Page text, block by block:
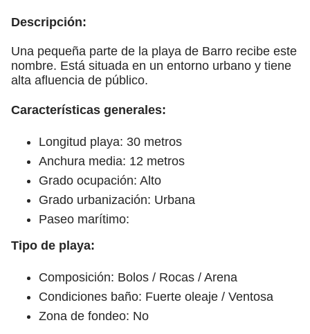
Descripción:
Una pequeña parte de la playa de Barro recibe este
nombre. Está situada en un entorno urbano y tiene
alta afluencia de público.
Características generales:
Longitud playa: 30 metros
Anchura media: 12 metros
Grado ocupación: Alto
Grado urbanización: Urbana
Paseo marítimo:
Tipo de playa:
Composición: Bolos / Rocas / Arena
Condiciones baño: Fuerte oleaje / Ventosa
Zona de fondeo: No